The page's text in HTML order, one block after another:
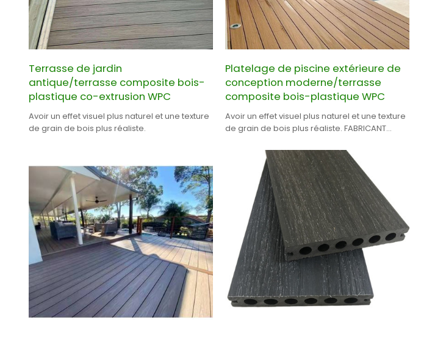
Terrasse de jardin
antique/terrasse composite bois-
plastique co-extrusion WPC
Avoir un effet visuel plus naturel et une texture
de grain de bois plus réaliste.
Platelage de piscine extérieure de
conception moderne/terrasse
composite bois-plastique WPC
Avoir un effet visuel plus naturel et une texture
de grain de bois plus réaliste. FABRICANT